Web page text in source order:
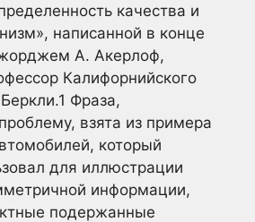
качества и
написанной в конце
А. Акерлоф,
Калифорнийского
1 Фраза,
взята из примера
который
для иллюстрации
информации,
подержанные